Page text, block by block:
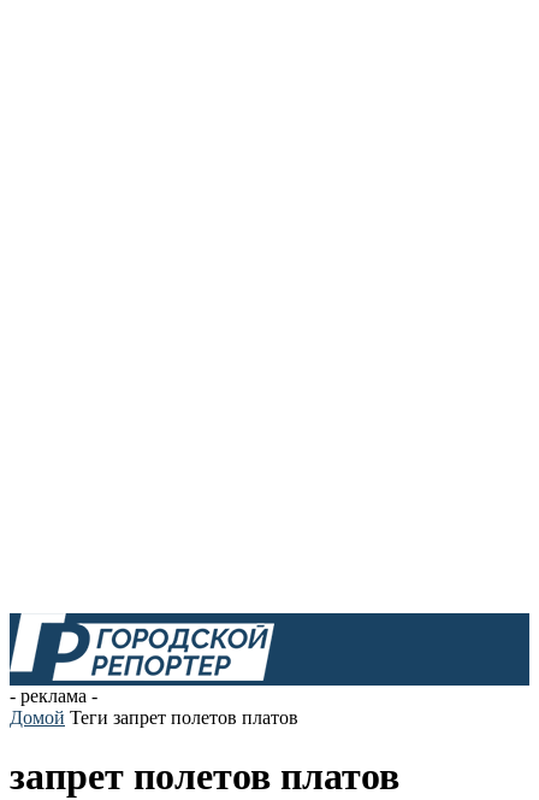
- реклама -
Домой Теги запрет полетов платов
запрет полетов платов